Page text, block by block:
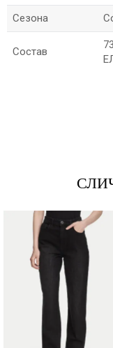
Сезона
Состав
Порака
Анти спам заштита -